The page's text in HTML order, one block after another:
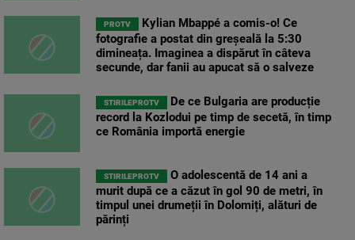
PROTV
Kylian Mbappé a comis-o! Ce
fotografie a postat din greșeală la 5:30
dimineața. Imaginea a dispărut în câteva
secunde, dar fanii au apucat să o salveze
STIRILEPROTV
De ce Bulgaria are producție
record la Kozlodui pe timp de secetă, în timp
ce România importă energie
STIRILEPROTV
O adolescentă de 14 ani a
murit după ce a căzut în gol 90 de metri, în
timpul unei drumeții în Dolomiți, alături de
părinți